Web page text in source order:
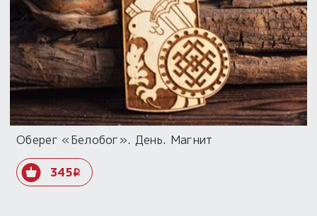
Оберег «Белобог». День. Магнит
345i